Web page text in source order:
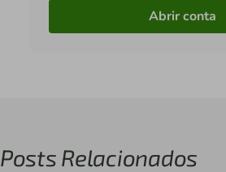
Abrir conta
Posts Relacionados